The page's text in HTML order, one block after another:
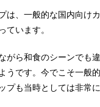
は、一般的な国内向け
ています。
がら和食のシーンでも
うです。今でこそ一般
プも当時としては非常